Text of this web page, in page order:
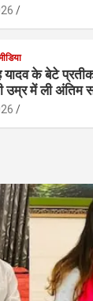
यादव के बेटे
उम्र में ली अंतिम